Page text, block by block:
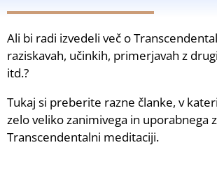
Domov
Kaj je TM
Ali bi radi izvedeli več o
raziskavah, učinkih, primerjavah z
itd.?
Tukaj si preberite razne članke, v
zelo veliko zanimivega in uporabnega
Transcendentalni meditaciji.